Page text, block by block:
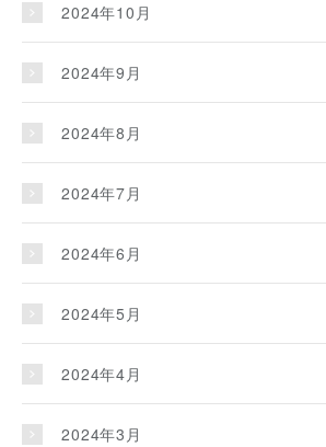
2024年10月
2024年9月
2024年8月
2024年7月
2024年6月
2024年5月
2024年4月
2024年3月